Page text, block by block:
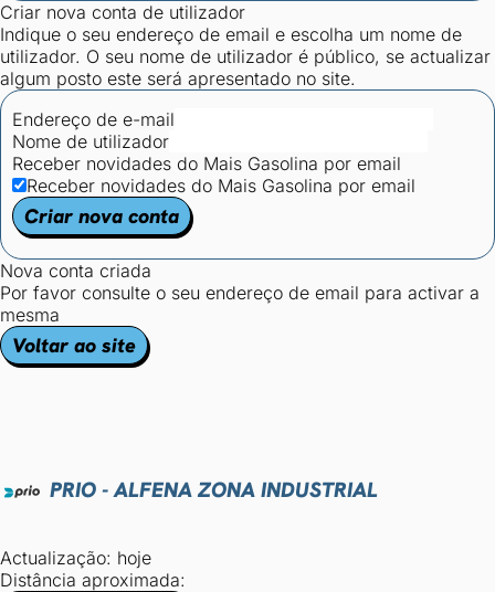
Criar nova conta de utilizador
Indique o seu endereço de email e escolha um nome de
utilizador. O seu nome de utilizador é público, se actualizar
algum posto este será apresentado no site.
Endereço de e-mail
Nome de utilizador
Receber novidades do Mais Gasolina por email
Receber novidades do Mais Gasolina por email
Criar nova conta
Nova conta criada
Por favor consulte o seu endereço de email para activar a
mesma
Voltar ao site
PRIO - ALFENA ZONA INDUSTRIAL
Actualização: hoje
Distância aproximada: